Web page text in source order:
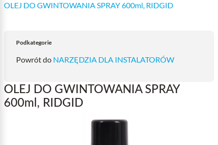
OLEJ DO GWINTOWANIA SPRAY 600ml, RIDGID
Podkategorie
Powrót do NARZĘDZIA DLA INSTALATORÓW
OLEJ DO GWINTOWANIA SPRAY
600ml, RIDGID